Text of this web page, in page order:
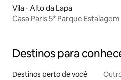
Vila ⋅ Alto da Lapa
Casa Paris 5* Parque
Destinos para
Destinos perto de você